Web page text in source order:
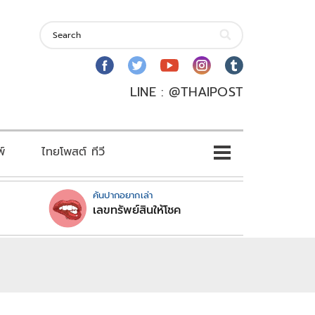
LINE : @THAIPOST
ไทยโพสต์ ทีวี
คันปากอยากเล่า
เลขทรัพย์สินให้โชค